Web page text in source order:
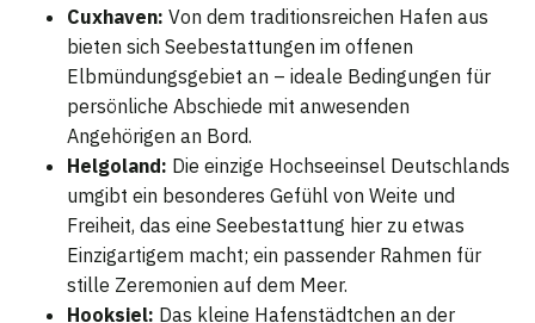
Cuxhaven: Von dem traditionsreichen Hafen aus
bieten sich Seebestattungen im offenen
Elbmündungsgebiet an – ideale Bedingungen für
persönliche Abschiede mit anwesenden
Angehörigen an Bord.
Helgoland: Die einzige Hochseeinsel Deutschlands
umgibt ein besonderes Gefühl von Weite und
Freiheit, das eine Seebestattung hier zu etwas
Einzigartigem macht; ein passender Rahmen für
stille Zeremonien auf dem Meer.
Hooksiel: Das kleine Hafenstädtchen an der